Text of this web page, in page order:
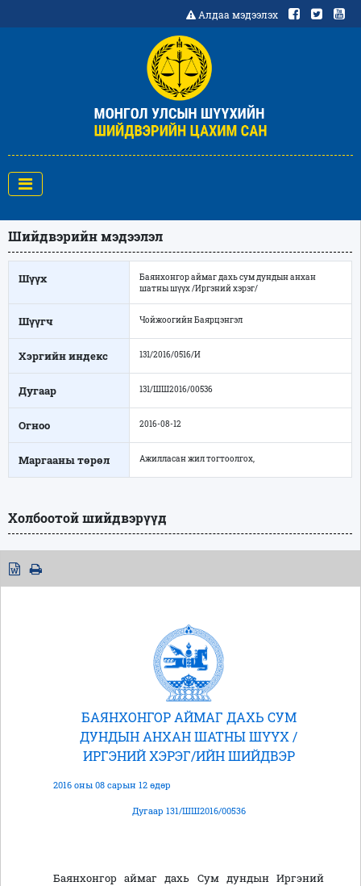
Алдаа мэдээлэх
Шийдвэрийн мэдээлэл
Шүүх
Баянхонгор аймаг дахь сум дундын анхан
шатны шүүх /Иргэний хэрэг/
Шүүгч Чойжоогийн Баярцэнгэл
Хэргийн индекс 131/2016/0516/И
Дугаар 131/ШШ2016/00536
Огноо 2016-08-12
Маргааны төрөл Ажилласан жил тогтоолгох,
Холбоотой шийдвэрүүд
БАЯНХОНГОР АЙМАГ ДАХЬ СУМ
ДУНДЫН АНХАН ШАТНЫ ШҮҮХ /
ИРГЭНИЙ ХЭРЭГ/ИЙН ШИЙДВЭР
2016 оны 08 сарын 12 өдөр
Дугаар 131/ШШ2016/00536
Баянхонгор аймаг дахь Сум дундын Иргэний